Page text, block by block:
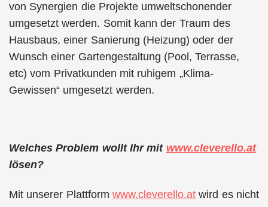
von Synergien die Projekte umweltschonender
umgesetzt werden. Somit kann der Traum des
Hausbaus, einer Sanierung (Heizung) oder der
Wunsch einer Gartengestaltung (Pool, Terrasse,
etc) vom Privatkunden mit ruhigem „Klima-
Gewissen“ umgesetzt werden.
Welches Problem wollt Ihr mit www.cleverello.at
lösen?
Mit unserer Plattform www.cleverello.atwird es nicht